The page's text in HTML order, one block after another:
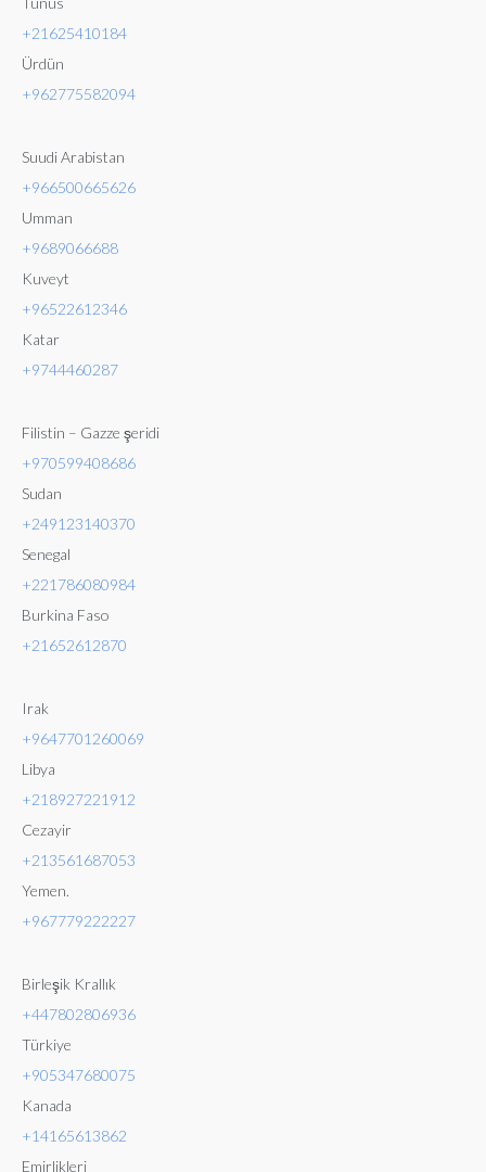
+21625410184
Ürdün
+962775582094
Suudi Arabistan
+966500665626
Umman
+9689066688
Kuveyt
+96522612346
Katar
+9744460287
Filistin – Gazze şeridi
+970599408686
Sudan
+249123140370
Senegal
+221786080984
Burkina Faso
+21652612870
Irak
+9647701260069
Libya
+218927221912
Cezayir
+213561687053
Yemen.
+967779222227
Birleşik Krallık
+447802806936
Türkiye
+905347680075
Kanada
+14165613862
Emirlikleri